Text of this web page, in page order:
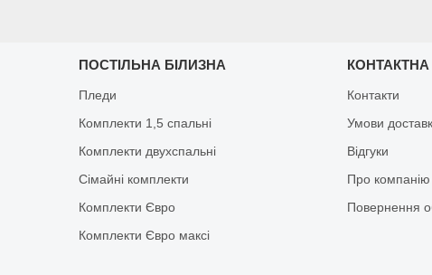
ПОСТІЛЬНА БІЛИЗНА
Пледи
Комплекти 1,5 спальні
Комплекти двухспальні
Сімайні комплекти
Комплекти Євро
Комплекти Євро максі
Контакти
Умови
Відгуки
Про компанію
Повернення